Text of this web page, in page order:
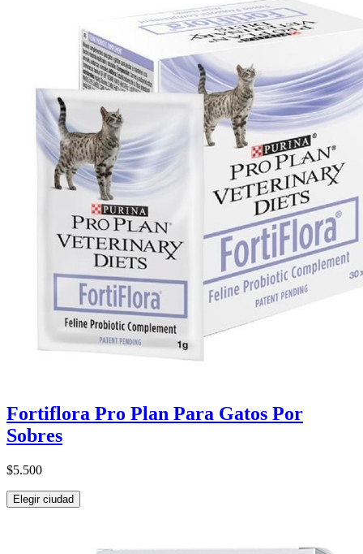
Fortiflora Pro Plan Para Gatos Por
Sobres
$5.500
Elegir ciudad